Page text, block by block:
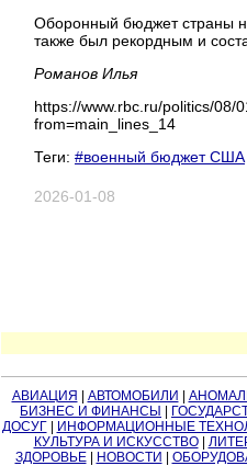
Оборонный бюджет страны
также был рекордным и
Романов Илья
https://www.rbc.ru/politics/08/
from=main_lines_14
Теги: #военный бюджет США
2026-01-08
АВИАЦИЯ | АВТОМОБИЛИ |
БИЗНЕС И ФИНАНСЫ |
ДОСУГ| ИНФОРМАЦИОННЫЕ
КУЛЬТУРА И ИСКУССТВО|
ЗДОРОВЬЕ| НОВОСТИ |